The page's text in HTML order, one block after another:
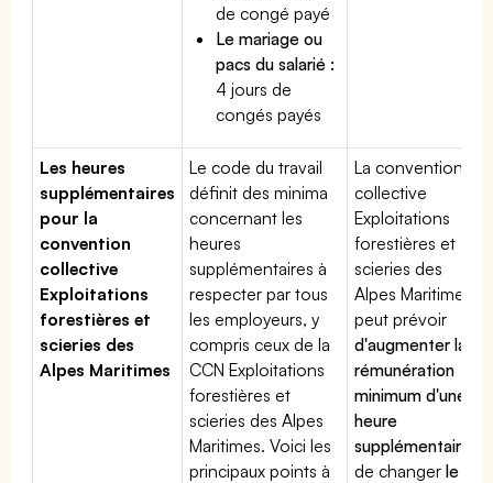
de congé payé
Le mariage ou
pacs du salarié :
4 jours de
congés payés
Les heures
supplémentaires
pour la
convention
collective
Exploitations
forestières et
scieries des
Alpes Maritimes
Le code du travail
définit des minima
concernant les
heures
supplémentaires à
respecter par tous
les employeurs, y
compris ceux de la
CCN Exploitations
forestières et
scieries des Alpes
Maritimes. Voici les
principaux points à
La convention
collective
Exploitations
forestières et
scieries des
Alpes Maritimes
peut prévoir
d'augmenter la
rémunération
minimum d'une
heure
supplémentaire
de changerle